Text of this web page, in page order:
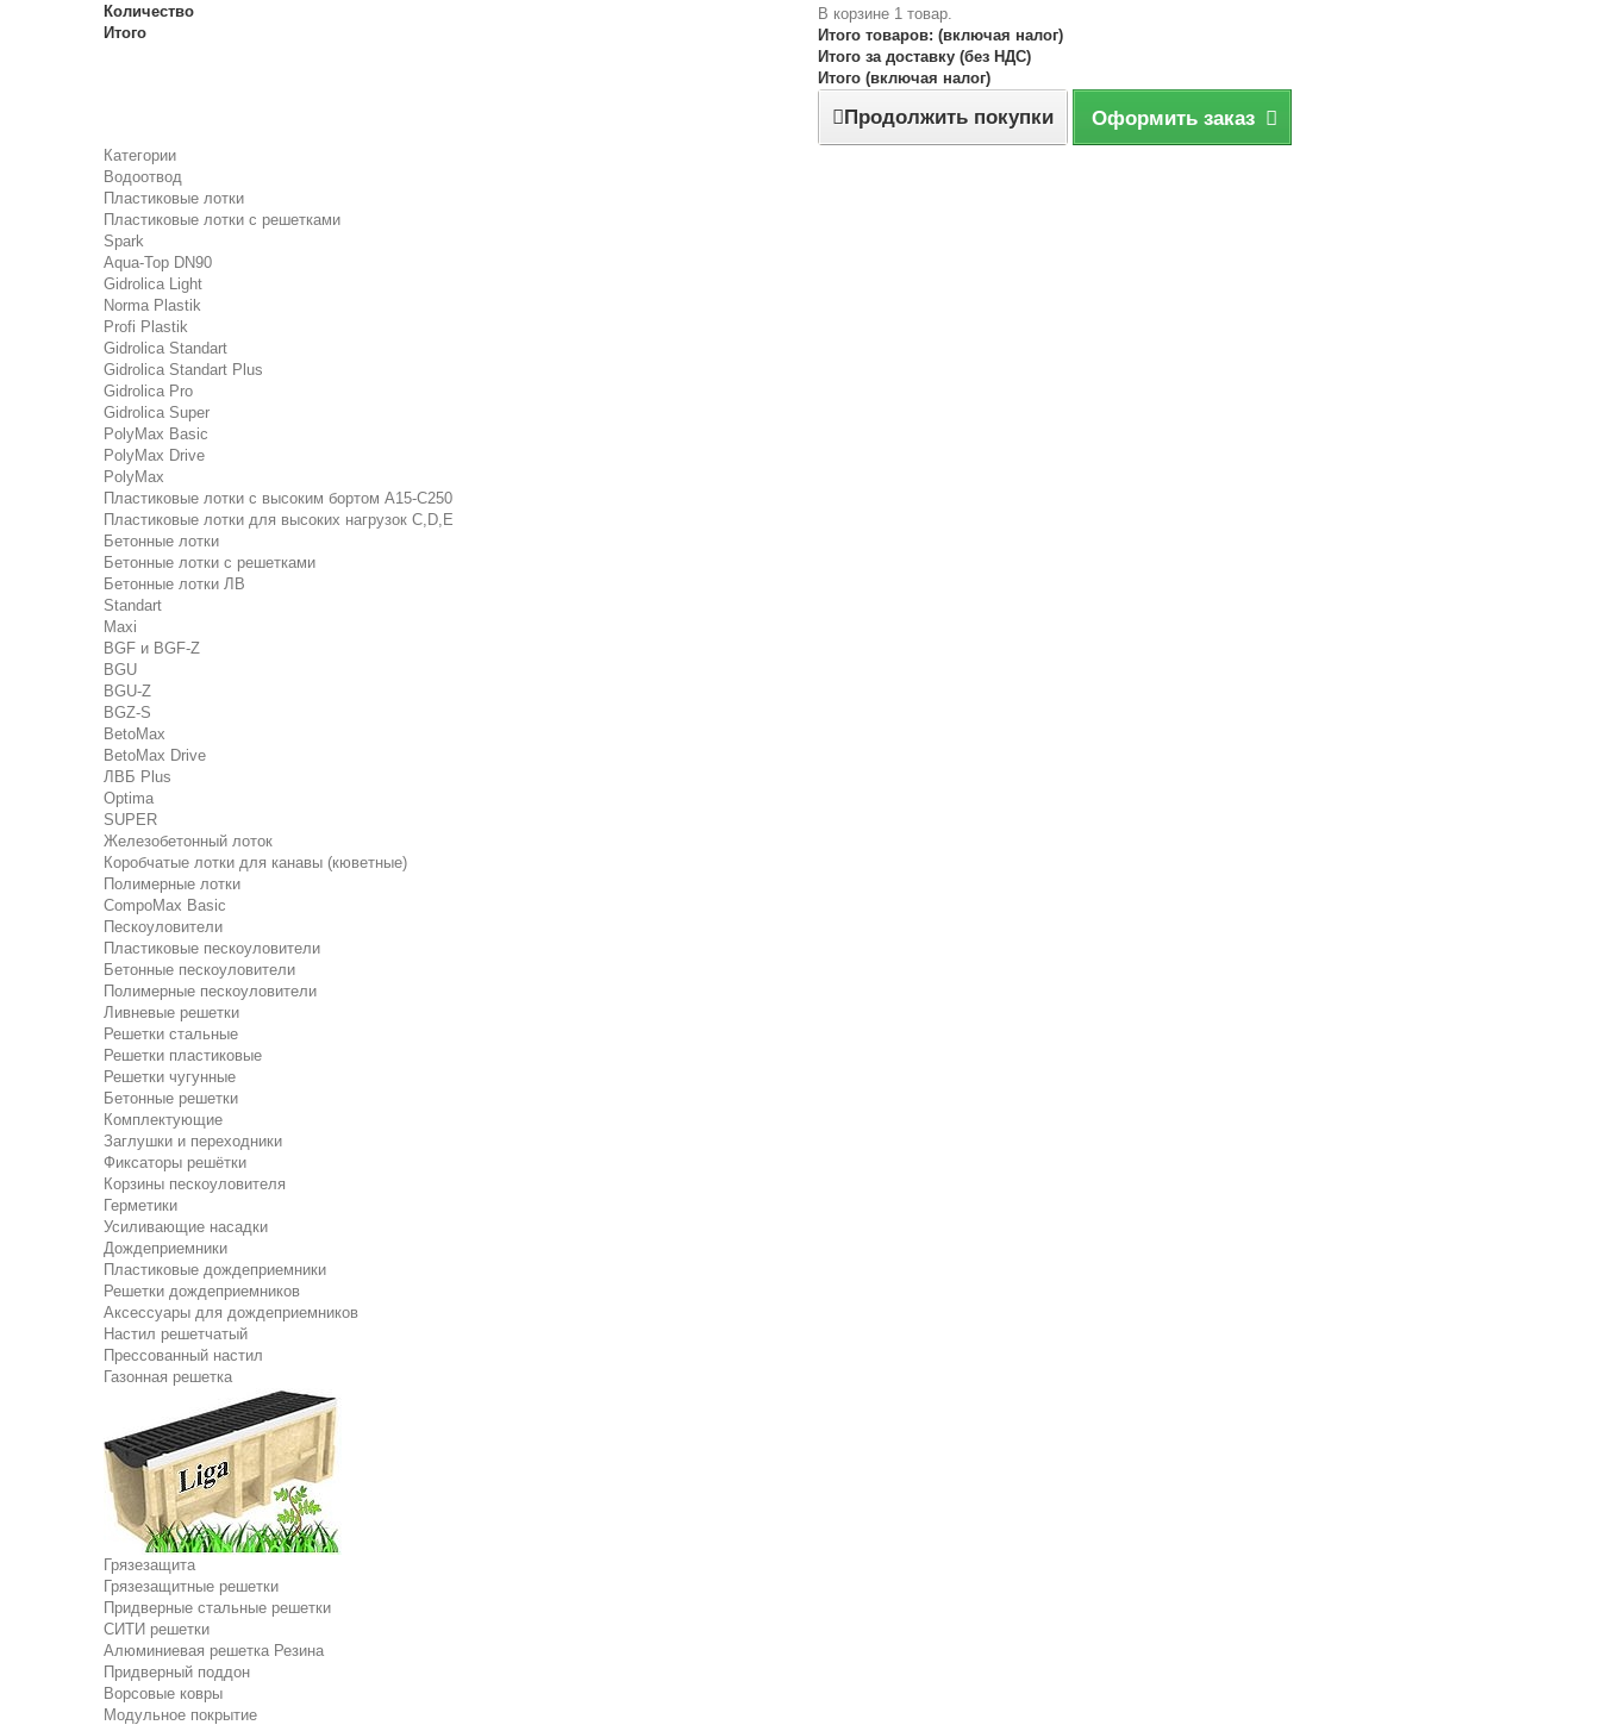
Количество
Итого
В корзине 1 товар.
Итого товаров: (включая налог)
Итого за доставку (без НДС)
Итого (включая налог)
Продолжить покупки Оформить заказ
Категории
Водоотвод
Пластиковые лотки
Пластиковые лотки с решетками
Spark
Aqua-Top DN90
Gidrolica Light
Norma Plastik
Profi Plastik
Gidrolica Standart
Gidrolica Standart Plus
Gidrolica Pro
Gidrolica Super
PolyMax Basic
PolyMax Drive
PolyMax
Пластиковые лотки с высоким бортом А15-C250
Пластиковые лотки для высоких нагрузок C,D,E
Бетонные лотки
Бетонные лотки с решетками
Бетонные лотки ЛВ
Standart
Maxi
BGF и BGF-Z
BGU
BGU-Z
BGZ-S
BetoMax
BetoMax Drive
ЛВБ Plus
Optima
SUPER
Железобетонный лоток
Коробчатые лотки для канавы (кюветные)
Полимерные лотки
CompoMax Basic
Пескоуловители
Пластиковые пескоуловители
Бетонные пескоуловители
Полимерные пескоуловители
Ливневые решетки
Решетки стальные
Решетки пластиковые
Решетки чугунные
Бетонные решетки
Комплектующие
Заглушки и переходники
Фиксаторы решётки
Корзины пескоуловителя
Герметики
Усиливающие насадки
Дождеприемники
Пластиковые дождеприемники
Решетки дождеприемников
Аксессуары для дождеприемников
Настил решетчатый
Прессованный настил
Газонная решетка
Грязезащита
Грязезащитные решетки
Придверные стальные решетки
СИТИ решетки
Алюминиевая решетка Резина
Придверный поддон
Ворсовые ковры
Модульное покрытие